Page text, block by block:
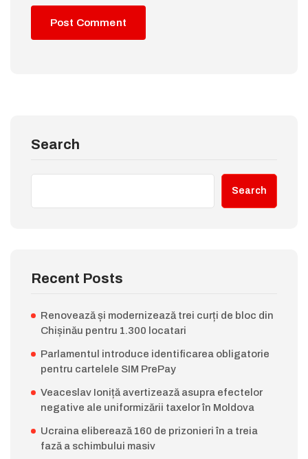
Search
Search
Recent Posts
Renovează și modernizează trei curți de bloc din
Chișinău pentru 1.300 locatari
Parlamentul introduce identificarea obligatorie
pentru cartelele SIM PrePay
Veaceslav Ioniță avertizează asupra efectelor
negative ale uniformizării taxelor în Moldova
Ucraina eliberează 160 de prizonieri în a treia
fază a schimbului masiv